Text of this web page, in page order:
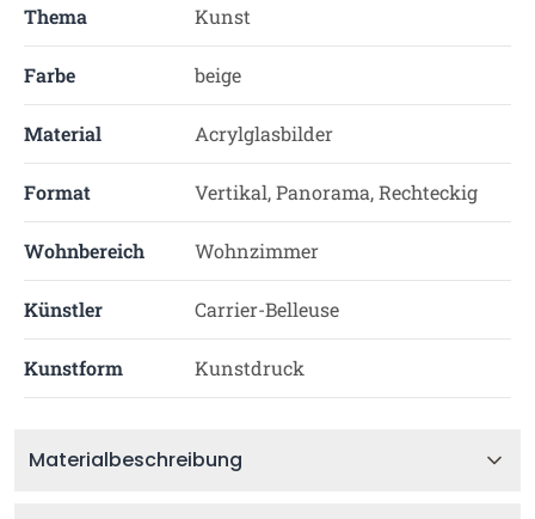
Thema Kunst
Farbe beige
Material Acrylglasbilder
Format Vertikal, Panorama, Rechteckig
Wohnbereich Wohnzimmer
Künstler Carrier-Belleuse
Kunstform Kunstdruck
Materialbeschreibung